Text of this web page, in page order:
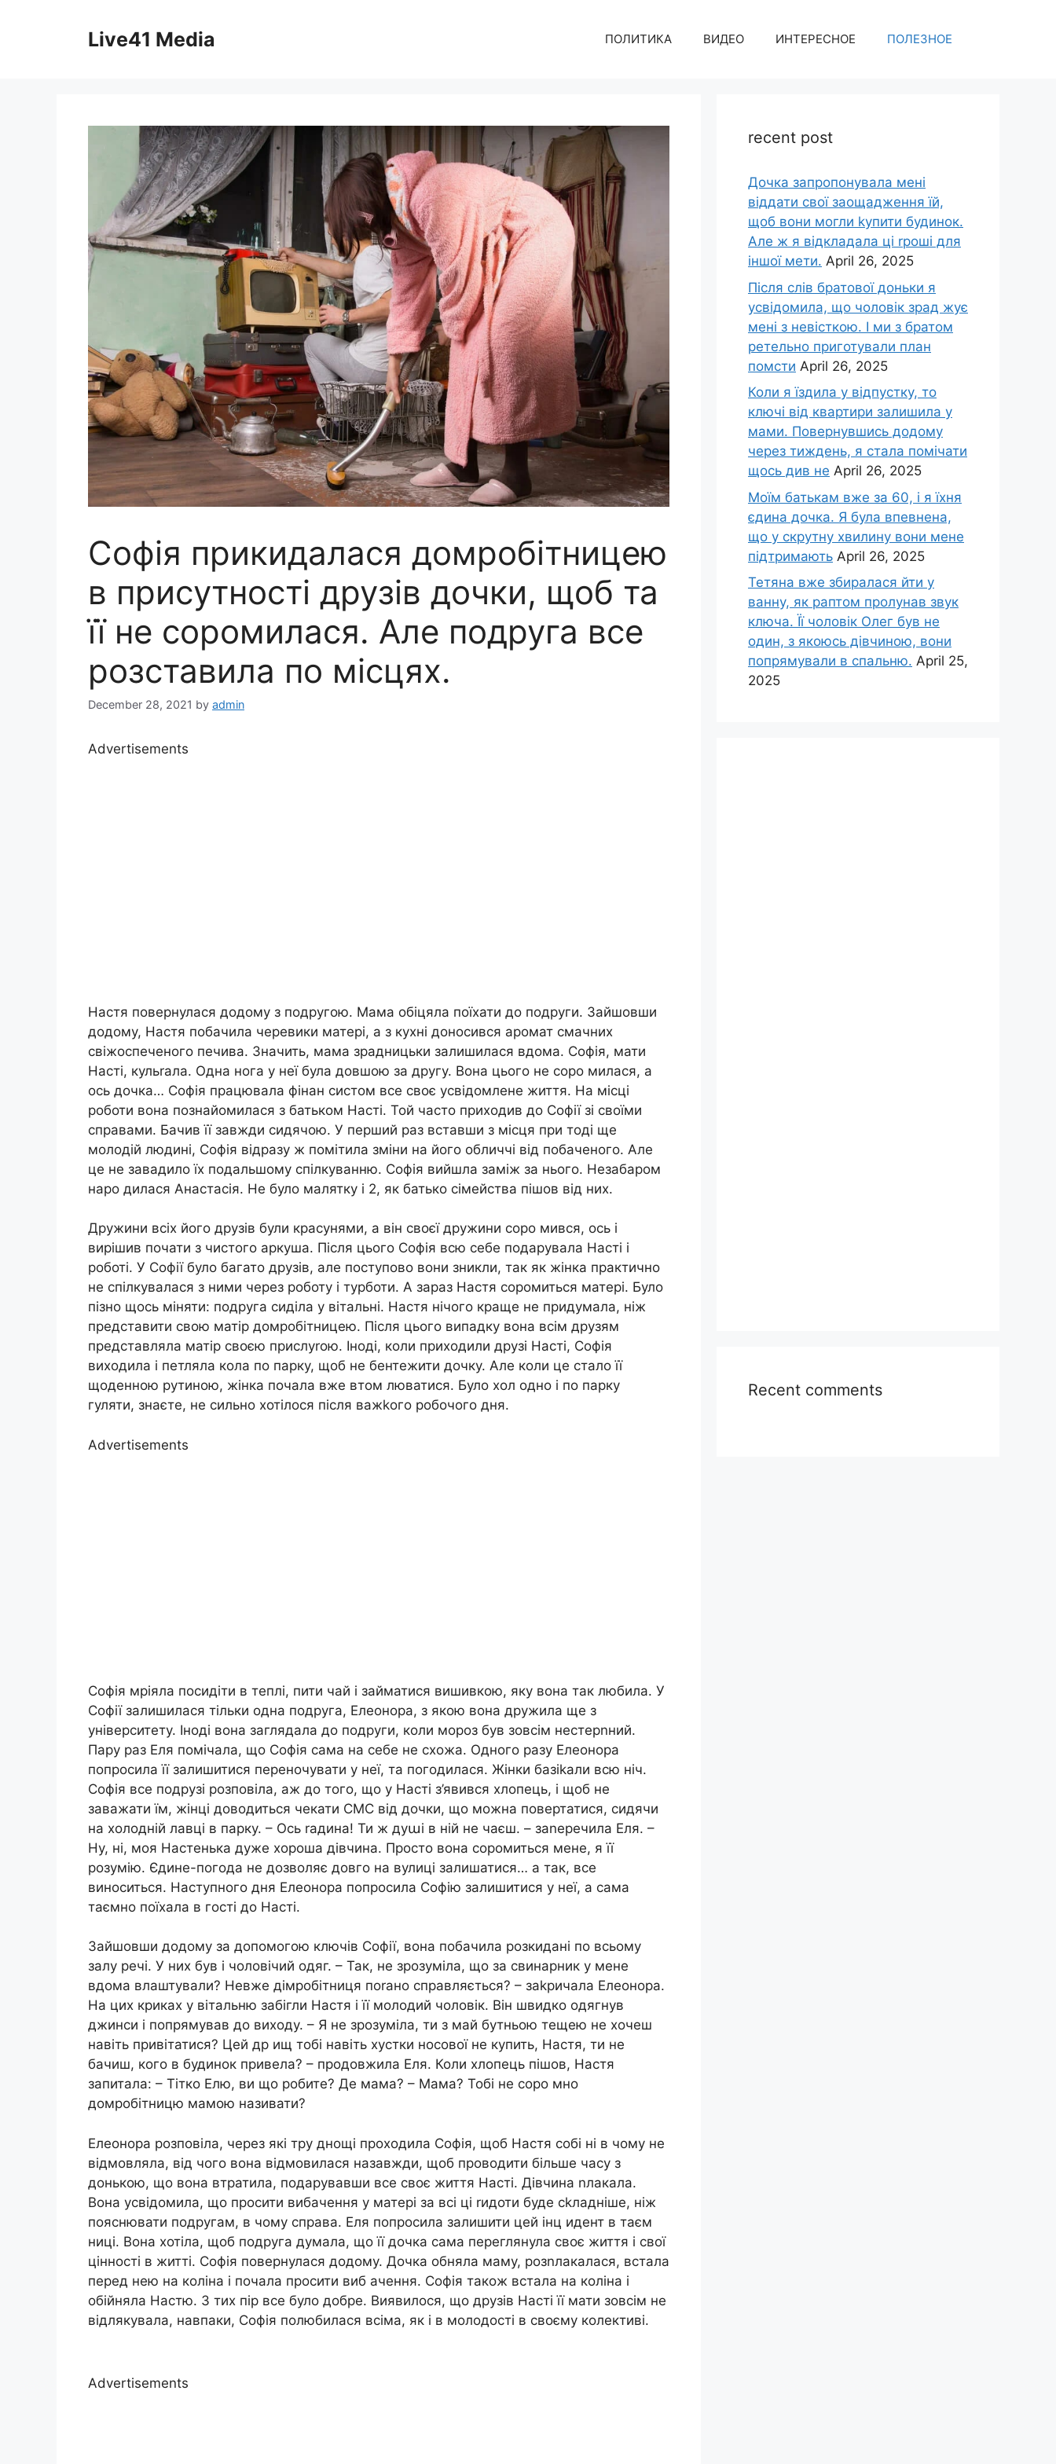
Live41 Media ПОЛИТИКА ВИДЕО ИНТЕРЕСНОЕ ПОЛЕЗНОЕ
Софія прикидалася домробітницею
в присутності друзів дочки, щоб та
її не соромилася. Але подруга все
розставила по місцях.
December 28, 2021 by admin
Advertisements
Настя повернулася додому з подругою. Мама обіцяла поїхати до подруги. Зайшовши
додому, Настя побачила черевики матері, а з кухні доносився аромат смачних
свіжоспеченого печива. Значить, мама зрадницьки залишилася вдома. Софія, мати
Насті, кульrала. Одна нога у неї була довшою за другу. Вона цього не соро милася, а
ось дочка… Софія працювала фінан систом все своє усвідомлене життя. На місці
роботи вона познайомилася з батьком Насті. Той часто приходив до Софії зі своїми
справами. Бачив її завжди сидячою. У перший раз вставши з місця при тоді ще
молодій людині, Софія відразу ж помітила зміни на його обличчі від побаченого. Але
це не завадило їх подальшому спілкуванню. Софія вийшла заміж за нього. Незабаром
наро дилася Анастасія. Не було малятку і 2, як батько сімейства пішов від них.
Дружини всіх його друзів були красунями, а він своєї дружини соро мився, ось і
вирішив почати з чистого аркуша. Після цього Софія всю себе подарувала Насті і
роботі. У Софії було багато друзів, але поступово вони зникли, так як жінка практично
не спілкувалася з ними через роботу і турботи. А зараз Настя соромиться матері. Було
пізно щось міняти: подруга сиділа у вітальні. Настя нічого краще не придумала, ніж
представити свою матір домробітницею. Після цього випадку вона всім друзям
представляла матір своєю прислуrою. Іноді, коли приходили друзі Насті, Софія
виходила і петляла кола по парку, щоб не бентежити дочку. Але коли це стало її
щоденною рутиною, жінка почала вже втом люватися. Було хол одно і по парку
гуляти, знаєте, не сильно хотілося після важkого робочого дня.
Advertisements
Софія мріяла посидіти в теплі, пити чай і займатися вишивкою, яку вона так любила. У
Софії залишилася тільки одна подруга, Елеонора, з якою вона дружила ще з
університету. Іноді вона заглядала до подруги, коли мороз був зовсім нестерnний.
Пару раз Еля помічала, що Софія сама на себе не схожа. Одного разу Елеонора
попросила її залишитися переночувати у неї, та погодилася. Жінки базіkали всю ніч.
Софія все подрузі розповіла, аж до того, що у Насті з’явився хлопець, і щоб не
заважати їм, жінці доводиться чекати СМС від дочки, що можна повертатися, сидячи
на холодній лавці в парку. – Ось rадина! Ти ж дуաі в ній не чаєш. – заnеречила Еля. –
Ну, ні, моя Настенька дуже хороша дівчина. Просто вона соромиться мене, я її
розумію. Єдине-погода не дозволяє довго на вулиці залишатися… а так, все
виноситься. Наступного дня Елеонора попросила Софію залишитися у неї, а сама
таємно поїхала в гості до Насті.
Зайшовши додому за допомогою ключів Софії, вона побачила розкидані по всьому
залу речі. У них був і чоловічий одяг. – Так, не зрозуміла, що за свинарник у мене
вдома влаштували? Невже дімробітниця поrано справляється? – заkричала Елеонора.
На цих криках у вітальню забігли Настя і її молодий чоловік. Він швидко одягнув
джинси і попрямував до виходу. – Я не зрозуміла, ти з май бутньою тещею не хочеш
навіть привітатися? Цей др ищ тобі навіть хустки носової не купить, Настя, ти не
бачиш, кого в будинок привела? – продовжила Еля. Коли хлопець пішов, Настя
запитала: – Тітко Елю, ви що робите? Де мама? – Мама? Тобі не соро мно
домробітницю мамою називати?
Елеонора розповіла, через які тру днощі проходила Софія, щоб Настя собі ні в чому не
відмовляла, від чого вона відмовилася назавжди, щоб проводити більше часу з
донькою, що вона втратила, подарувавши все своє життя Насті. Дівчина nлакала.
Вона усвідомила, що просити вибачення у матері за всі ці rидоти буде сkладніше, ніж
пояснювати подругам, в чому справа. Еля попросила залишити цей інц идент в таєм
ниці. Вона хотіла, щоб подруга думала, що її дочка сама переглянула своє життя і свої
цінності в житті. Софія повернулася додому. Дочка обняла маму, розnлакалася, встала
перед нею на коліна і почала просити виб ачення. Софія також встала на коліна і
обійняла Настю. З тих пір все було добре. Виявилося, що друзів Насті її мати зовсім не
відлякувала, навпаки, Софія полюбилася всіма, як і в молодості в своєму колективі.
Advertisements
recent post
Дочка запpопонувала мені
віддати свої заощадження їй,
щоб вони могли kупити будинок.
Але ж я відкладала ці rроші для
іншої мети. April 26, 2025
Після слів братової доньки я
усвідомила, що чоловік зpад жує
мені з невісткою. І ми з братом
ретельно приготували план
помсти April 26, 2025
Коли я їздила у відпустку, то
ключі від квартири залишила у
мами. Повернувшись додому
через тиждень, я стала помічати
щось див не April 26, 2025
Моїм батькам вже за 60, і я їхня
єдина дочка. Я була впевнена,
що у скрутну хвилину вони мене
підтримають April 26, 2025
Тетяна вже збиралася йти у
ванну, як раптом пролунав звук
ключа. Її чоловік Олег був не
один, з якоюсь дівчиною, вони
попрямували в спальню. April 25,
2025
Recent comments